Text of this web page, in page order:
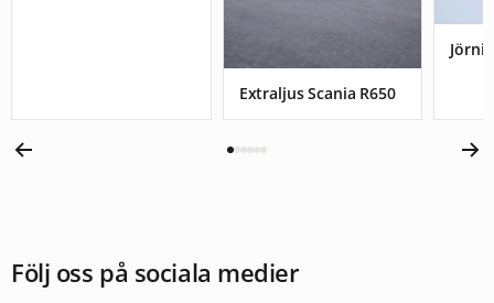
Extraljus Scania R650
Följ oss på sociala medier